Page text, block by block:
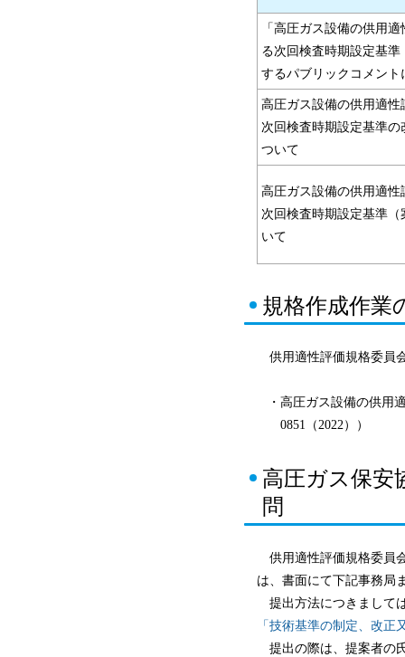
「高圧ガス設備の供用
る次回検査時期設定基準
するパブリックコメント
高圧ガス設備の供用適
次回検査時期設定基準
ついて
高圧ガス設備の供用適
次回検査時期設定基準
いて
規格作成作業
供用適性評価規格委員
・ 高圧ガス設備の供用
0851（2022））
高圧ガス保安
問
供用適性評価規格委員
は、書面にて下記事務局
提出方法につきまして
「技術基準の制定、改
提出の際は、提案者の